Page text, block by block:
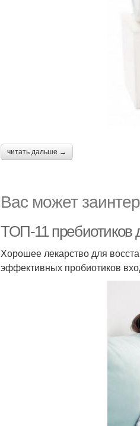
читать дальше →
Вас может
ТОП-11 пребиотиков
Хорошее лекарство для
эффективных пробиотиков